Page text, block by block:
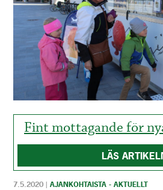
KULTTUURI
KULTUR
HISTORIA
HISTORIA
YLEINEN
ALLMÄN
MAINOSTAJILLE
FÖR
ANNONSÖRER
Fint mottagande för
LÄS
7.5.2020 |AJANKOHTAISTA - AKTUELLT